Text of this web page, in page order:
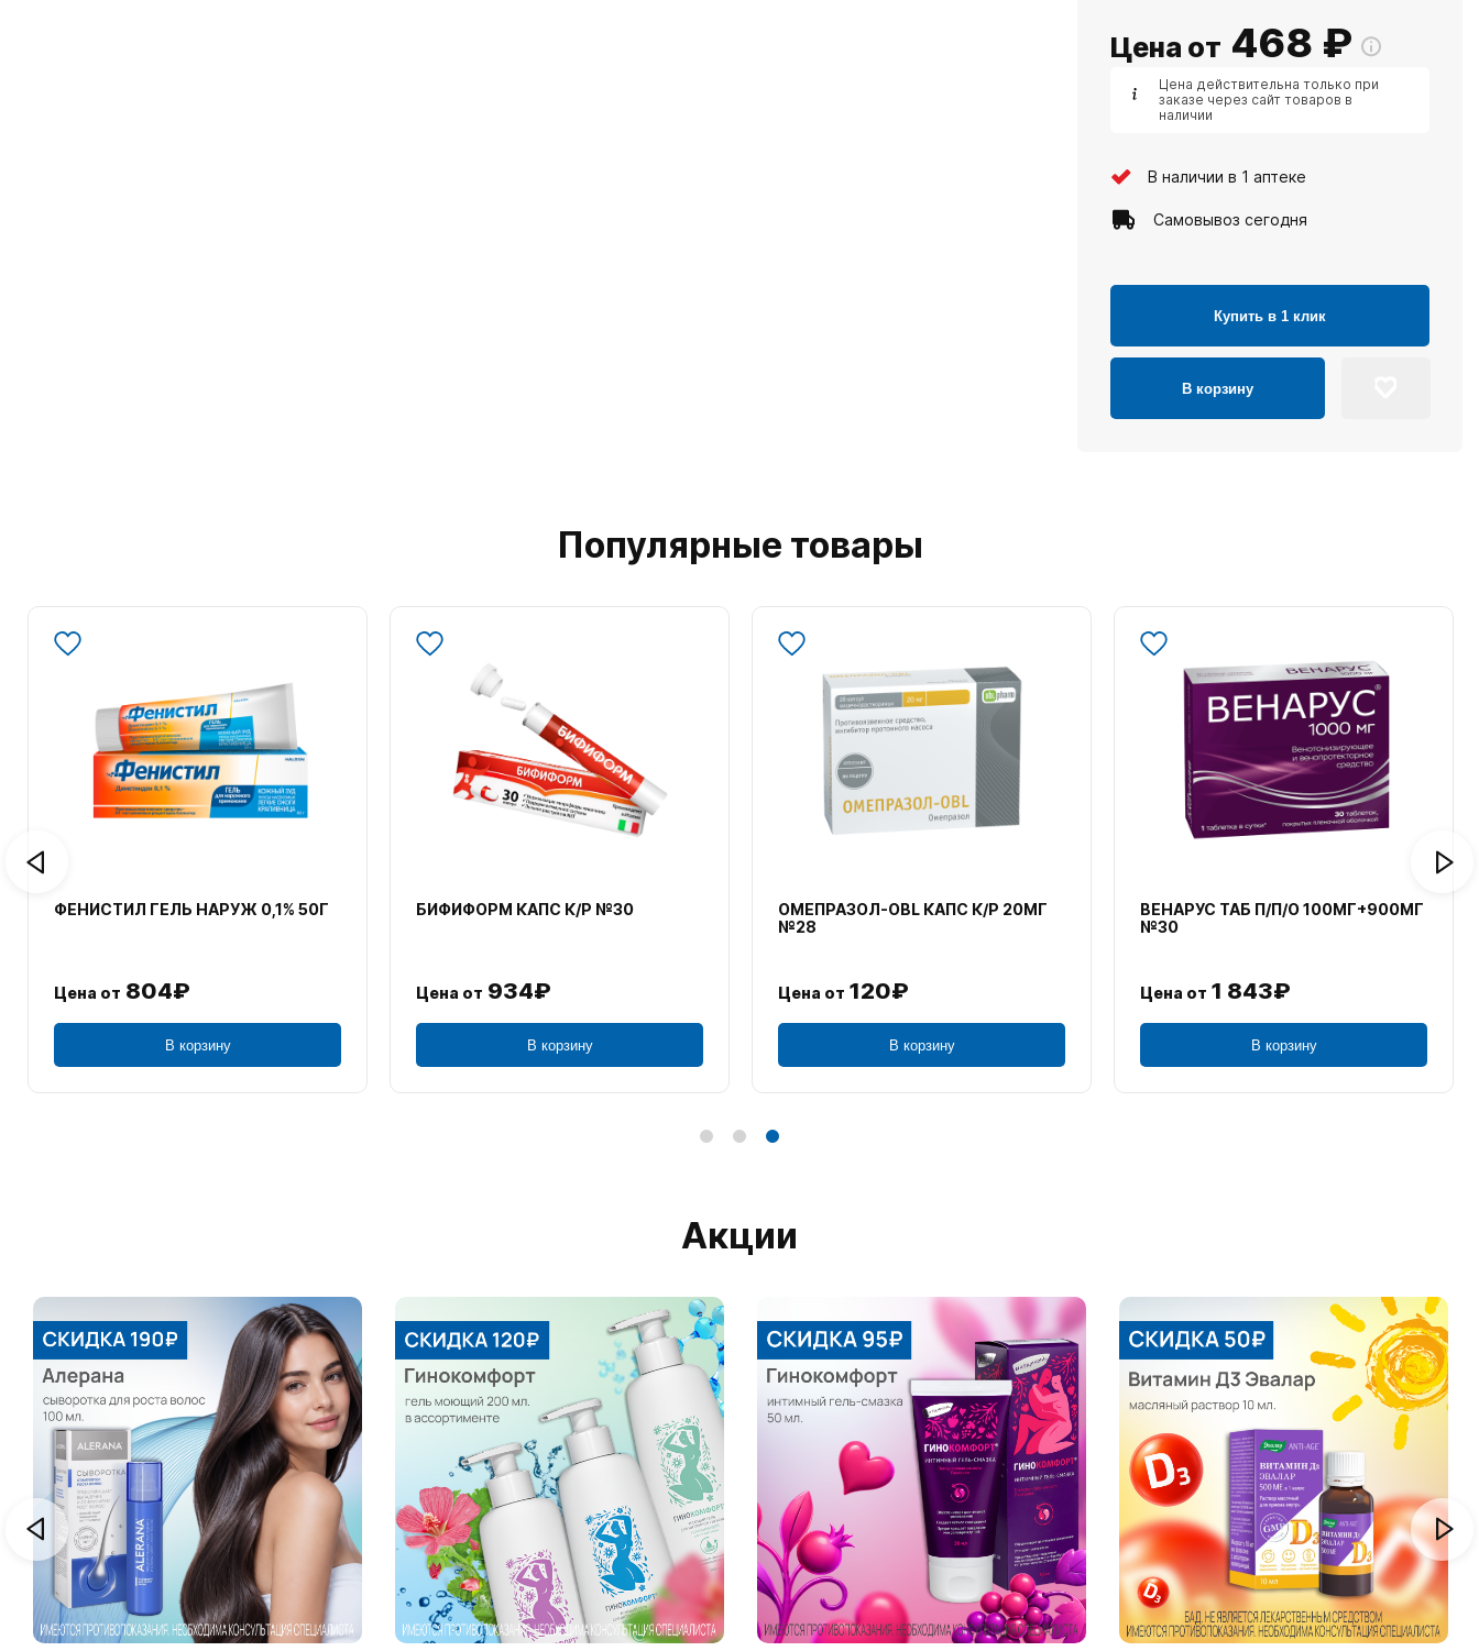
Цена от 468 ₽
Цена действительна только при
заказе через сайт товаров в
наличии
В наличии в 1 аптеке
Самовывоз сегодня
Купить в 1 клик
В корзину
Популярные товары
ФЕНИСТИЛ ГЕЛЬ НАРУЖ 0,1% 50Г
Цена от 804₽
В корзину
БИФИФОРМ КАПС К/Р №30
Цена от 934₽
В корзину
ОМЕПРАЗОЛ-OBL КАПС К/Р 20МГ
№28
Цена от 120₽
В корзину
ВЕНАРУС ТАБ П/П/О 100МГ+900МГ
№30
Цена от 1 843₽
В корзину
Акции